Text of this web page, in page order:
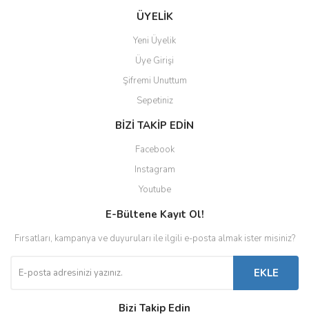
ÜYELİK
Yeni Üyelik
Üye Girişi
Şifremi Unuttum
Sepetiniz
BİZİ TAKİP EDİN
Facebook
Instagram
Youtube
E-Bültene Kayıt Ol!
Fırsatları, kampanya ve duyuruları ile ilgili e-posta almak ister misiniz?
EKLE
Bizi Takip Edin